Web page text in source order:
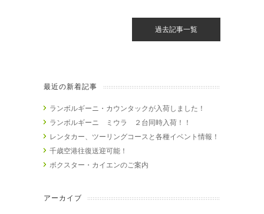
過去記事一覧
最近の新着記事
ランボルギーニ・カウンタックが入荷しました！
ランボルギーニ ミウラ ２台同時入荷！！
レンタカー、ツーリングコースと各種イベント情報！
千歳空港往復送迎可能！
ボクスター・カイエンのご案内
アーカイブ